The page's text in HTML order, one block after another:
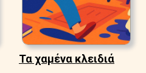
Τα χαμένα κλειδιά